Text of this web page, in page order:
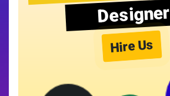
Designer
Hire Us